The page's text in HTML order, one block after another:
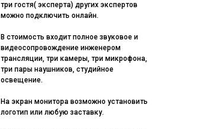
три гостя( эксперта) других экспертов
можно подключить онлайн.
В стоимость входит полное звуковое и
видеосопровождение инженером
трансляции, три камеры, три микрофона,
три пары наушников, студийное
освещение.
На экран монитора возможно установить
логотип или любую заставку.